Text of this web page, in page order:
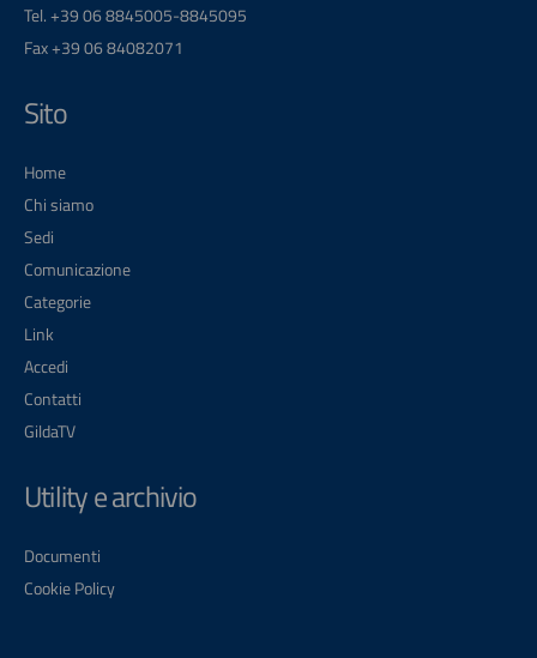
Tel. +39 06 8845005-8845095
Fax +39 06 84082071
Sito
Home
Chi siamo
Sedi
Comunicazione
Categorie
Link
Accedi
Contatti
GildaTV
Utility e archivio
Documenti
Cookie Policy